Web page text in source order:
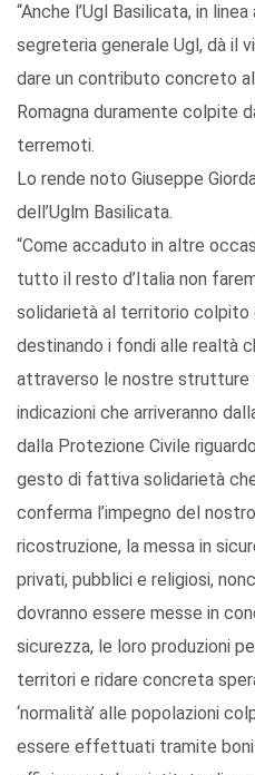
“Anche l’Ugl Basilicata, in
segreteria generale Ugl, dà il
dare un contributo concreto
Romagna duramente colpite
terremoti.
Lo rende noto Giuseppe
dell’Uglm Basilicata.
“Come accaduto in altre
tutto il resto d’Italia non
solidarietà al territorio colpito
destinando i fondi alle realtà
attraverso le nostre strutture
indicazioni che arriveranno
dalla Protezione Civile
gesto di fattiva solidarietà
conferma l’impegno del
ricostruzione, la messa in
privati, pubblici e religiosi,
dovranno essere messe in
sicurezza, le loro produzioni
territori e ridare concreta
‘normalità’ alle popolazioni
essere effettuati tramite